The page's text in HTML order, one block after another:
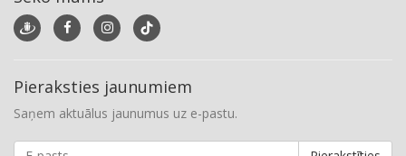
Pieraksties jaunumiem
Saņem aktuālus jaunumus uz e-pastu.